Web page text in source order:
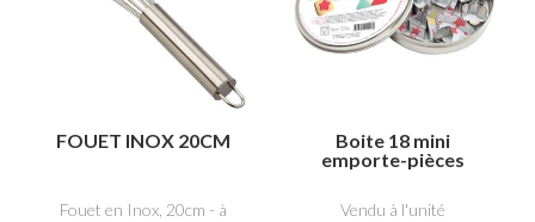
FOUET INOX 20CM
Fouet en Inox, 20cm - à
Boite 18 mini
emporte-pièces
Vendu à l'unité